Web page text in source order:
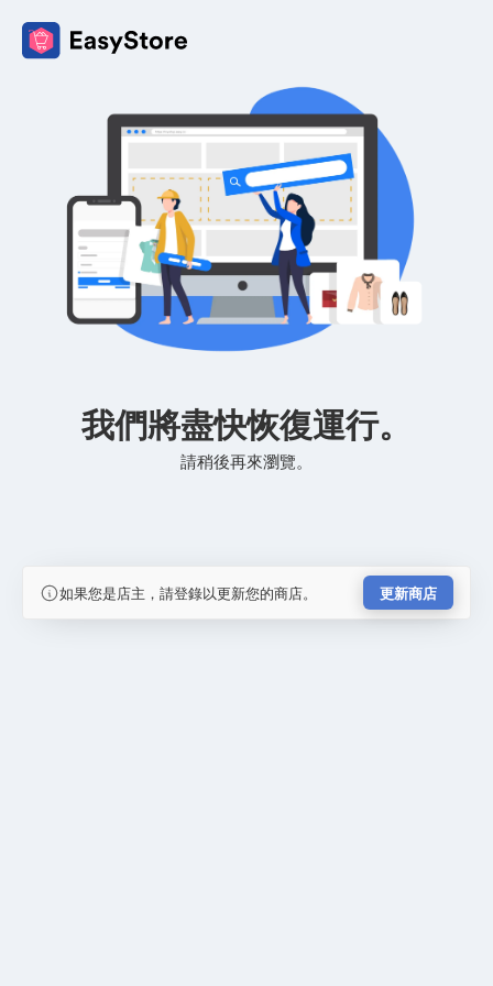
我們將盡快恢復運行。
請稍後再來瀏覽。
如果您是店主，請登錄以更新您的商店。 更新商店